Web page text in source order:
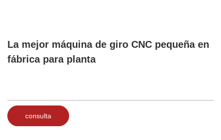
La mejor máquina de giro CNC pequeña en
fábrica para planta
consulta